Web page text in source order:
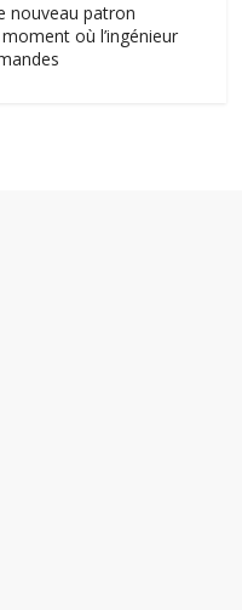
nouveau patron
où l’ingénieur